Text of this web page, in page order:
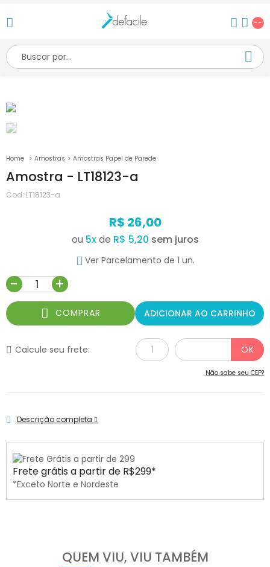
--
Amostras Amostras Papel de Parede
Amostra - LT18123-a
Cod: LT18123-a
R$ 26,00
ou 5xde R$ 5,20
Ver Parcelamento de 1 un.
- +
COMPRAR ADICIONAR AO CARRINHO
Calcule seu frete:
Não sabe seu CEP?
Descrição completa
grátis a partir de R$299*
Norte e Nordeste
QUEM VIU, VIU TAMBÉM